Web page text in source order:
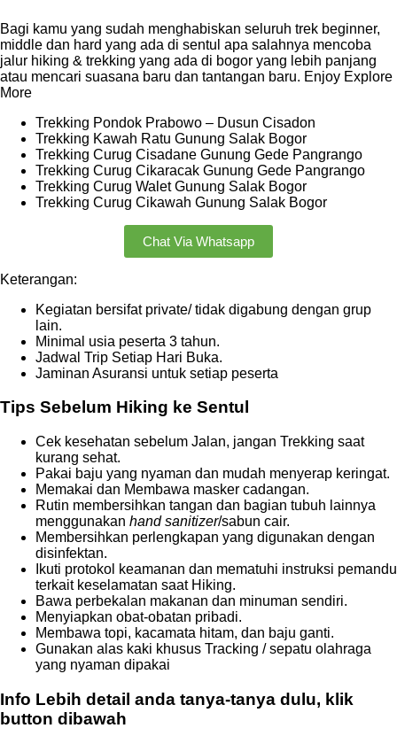
Bagi kamu yang sudah menghabiskan seluruh trek beginner,
middle dan hard yang ada di sentul apa salahnya mencoba
jalur hiking & trekking yang ada di bogor yang lebih panjang
atau mencari suasana baru dan tantangan baru. Enjoy Explore
More
Trekking Pondok Prabowo – Dusun Cisadon
Trekking Kawah Ratu Gunung Salak Bogor
Trekking Curug Cisadane Gunung Gede Pangrango
Trekking Curug Cikaracak Gunung Gede Pangrango
Trekking Curug Walet Gunung Salak Bogor
Trekking Curug Cikawah Gunung Salak Bogor
Chat Via Whatsapp
Keterangan:
Kegiatan bersifat private/ tidak digabung dengan grup
lain.
Minimal usia peserta 3 tahun.
Jadwal Trip Setiap Hari Buka.
Jaminan Asuransi untuk setiap peserta
Tips Sebelum Hiking ke Sentul
Cek kesehatan sebelum Jalan, jangan Trekking saat
kurang sehat.
Pakai baju yang nyaman dan mudah menyerap keringat.
Memakai dan Membawa masker cadangan.
Rutin membersihkan tangan dan bagian tubuh lainnya
menggunakan hand sanitizer/sabun cair.
Membersihkan perlengkapan yang digunakan dengan
disinfektan.
Ikuti protokol keamanan dan mematuhi instruksi pemandu
terkait keselamatan saat Hiking.
Bawa perbekalan makanan dan minuman sendiri.
Menyiapkan obat-obatan pribadi.
Membawa topi, kacamata hitam, dan baju ganti.
Gunakan alas kaki khusus Tracking / sepatu olahraga
yang nyaman dipakai
Info Lebih detail anda tanya-tanya dulu, klik
button dibawah